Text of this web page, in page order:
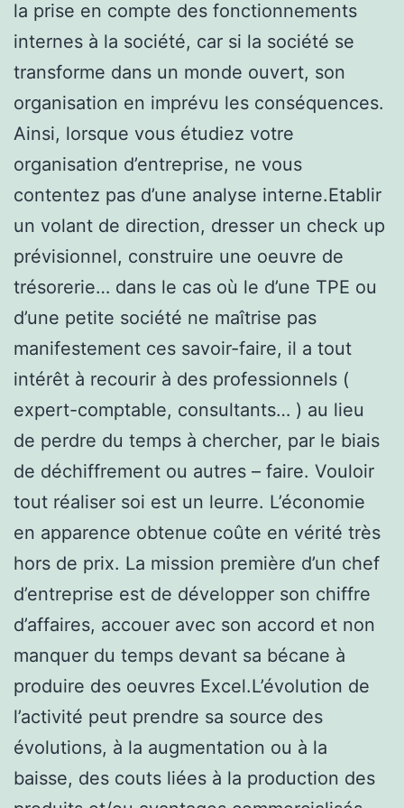
la prise en compte des fonctionnements
internes à la société, car si la société se
transforme dans un monde ouvert, son
organisation en imprévu les conséquences.
Ainsi, lorsque vous étudiez votre
organisation d’entreprise, ne vous
contentez pas d’une analyse interne.Etablir
un volant de direction, dresser un check up
prévisionnel, construire une oeuvre de
trésorerie… dans le cas où le d’une TPE ou
d’une petite société ne maîtrise pas
manifestement ces savoir-faire, il a tout
intérêt à recourir à des professionnels (
expert-comptable, consultants… ) au lieu
de perdre du temps à chercher, par le biais
de déchiffrement ou autres – faire. Vouloir
tout réaliser soi est un leurre. L’économie
en apparence obtenue coûte en vérité très
hors de prix. La mission première d’un chef
d’entreprise est de développer son chiffre
d’affaires, accouer avec son accord et non
manquer du temps devant sa bécane à
produire des oeuvres Excel.L’évolution de
l’activité peut prendre sa source des
évolutions, à la augmentation ou à la
baisse, des couts liées à la production des